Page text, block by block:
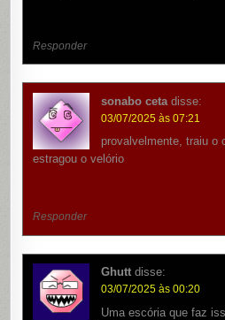
Responder
sonabo ceta disse:
03/07/2025 às 07:21
provalvelmente, traiu o
estragou o velório
Responder
Ghutt disse:
03/07/2025 às 00:20
Uma escória que faz